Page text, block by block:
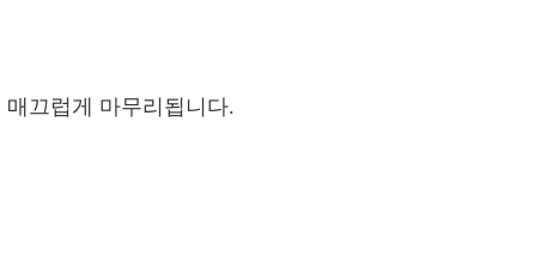
끄럽게 마무리됩니다.